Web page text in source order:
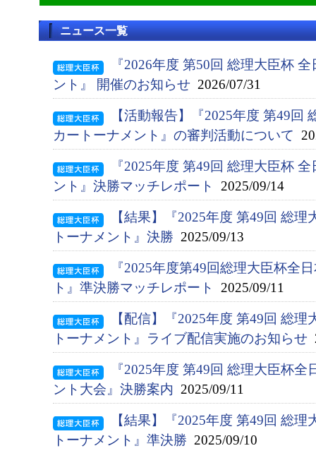
ニュース一覧
『2026年度 第50回 総理大臣杯
ント』 開催のお知らせ 2026/07/31
【活動報告】『2025年度 第49回
カートーナメント』の審判活動について
『2025年度 第49回 総理大臣杯
ント』決勝マッチレポート
2025/09/14
【結果】『2025年度 第49回 総
トーナメント』決勝 2025/09/13
『2025年度第49回総理大臣杯全
ト』準決勝マッチレポート
2025/09/11
【配信】『2025年度 第49回 総
トーナメント』ライブ配信実施のお知らせ
『2025年度 第49回 総理大臣杯
ント大会』決勝案内 2025/09/11
【結果】『2025年度 第49回 総
トーナメント』準決勝 2025/09/10